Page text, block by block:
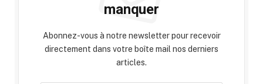
manquer
Abonnez-vous à notre newsletter pour recevoir
directement dans votre boîte mail nos derniers
articles.